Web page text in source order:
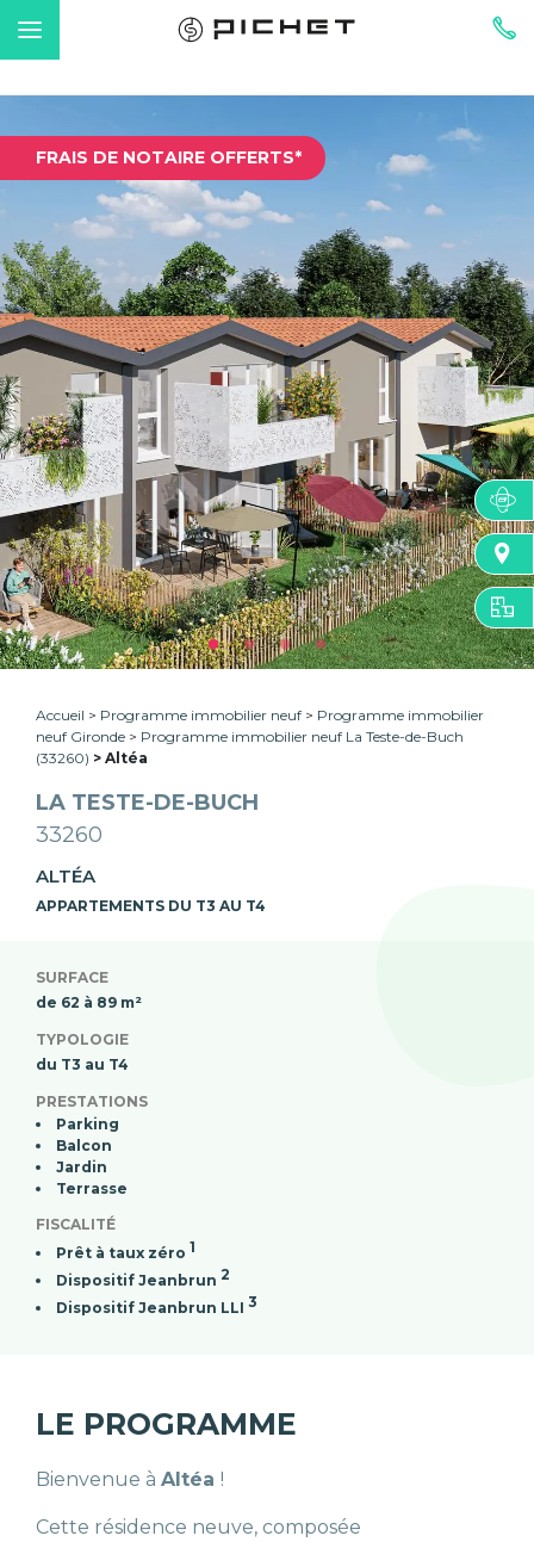
FRAIS DE NOTAIRE OFFERTS*
Accueil Programme immobilier neuf
Programme immobilier
neuf Gironde
Programme immobilier neuf La Teste-de-Buch
(33260)
Altéa
LA TESTE-DE-BUCH
33260
ALTÉA
APPARTEMENTS DU T3 AU T4
SURFACE
de 62 à 89 m²
TYPOLOGIE
du T3 au T4
PRESTATIONS
Parking
Balcon
Jardin
Terrasse
FISCALITÉ
Prêt à taux zéro 1
Dispositif Jeanbrun 2
Dispositif Jeanbrun LLI 3
LE PROGRAMME
Bienvenue à Altéa !
Cette résidence neuve, composée